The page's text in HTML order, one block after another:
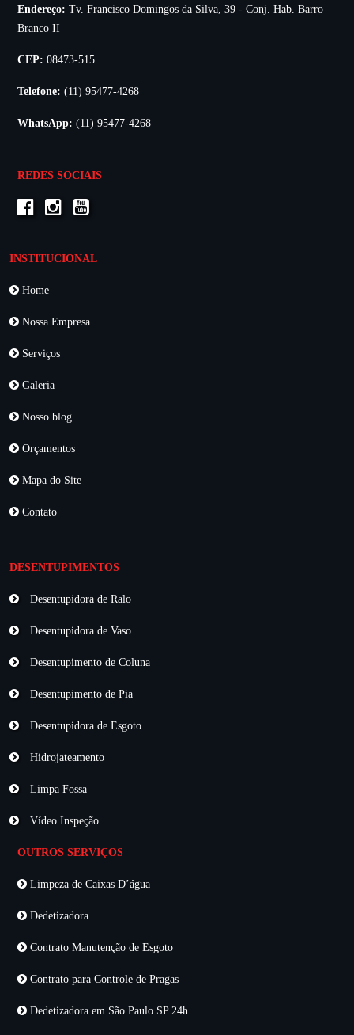
Endereço: Tv. Francisco Domingos da Silva, 39 - Conj. Hab. Barro
Branco II
CEP: 08473-515
Telefone: (11) 95477-4268
WhatsApp: (11) 95477-4268
REDES SOCIAIS
INSTITUCIONAL
Home
Nossa Empresa
Serviços
Galeria
Nosso blog
Orçamentos
Mapa do Site
Contato
DESENTUPIMENTOS
Desentupidora de Ralo
Desentupidora de Vaso
Desentupimento de Coluna
Desentupimento de Pia
Desentupidora de Esgoto
Hidrojateamento
Limpa Fossa
Vídeo Inspeção
OUTROS SERVIÇOS
Limpeza de Caixas D’água
Dedetizadora
Contrato Manutenção de Esgoto
Contrato para Controle de Pragas
Dedetizadora em São Paulo SP 24h